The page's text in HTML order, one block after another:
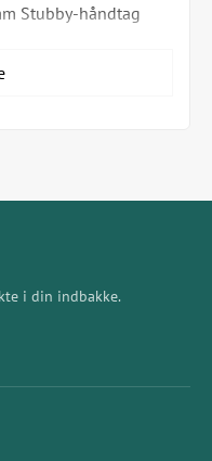
Stubby-håndtag
i din indbakke.